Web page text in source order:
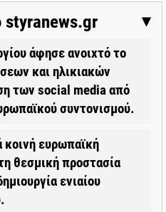
▶
άφησε ανοιχτό το
και ηλικιακών
των social media από
συντονισμού.
ευρωπαϊκή
θεσμική προστασία
ενιαίου